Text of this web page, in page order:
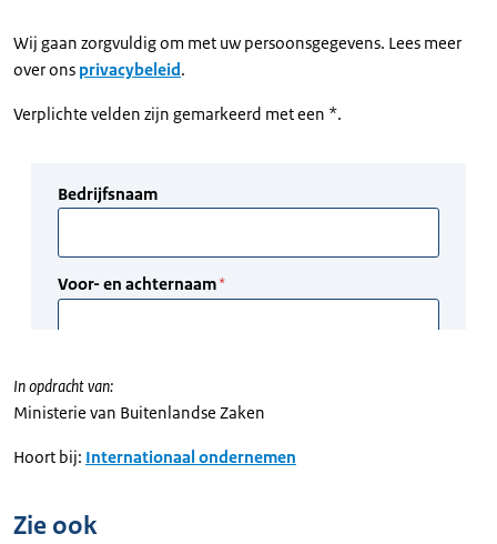
Wij gaan zorgvuldig om met uw persoonsgegevens. Lees meer
over ons privacybeleid.
Verplichte velden zijn gemarkeerd met een *.
In opdracht van:
Ministerie van Buitenlandse Zaken
Hoort bij: Internationaal ondernemen
Zie ook